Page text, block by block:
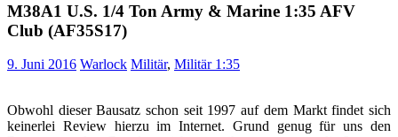
M38A1 U.S. 1/4 Ton Army & Marine 1:35 AFV
Club (AF35S17)
9. Juni 2016 Warlock Militär, Militär 1:35
Obwohl dieser Bausatz schon seit 1997 auf dem Markt findet sich
keinerlei Review hierzu im Internet. Grund genug für uns den